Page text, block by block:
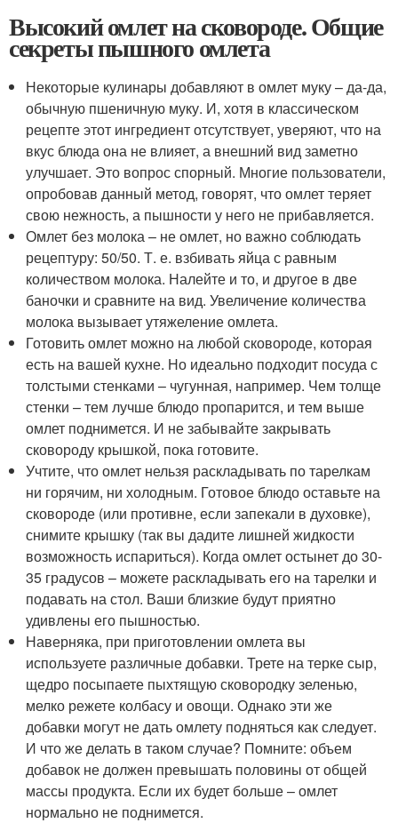
Высокий омлет на сковороде. Общие
секреты пышного омлета
Некоторые кулинары добавляют в омлет муку – да-да,
обычную пшеничную муку. И, хотя в классическом
рецепте этот ингредиент отсутствует, уверяют, что на
вкус блюда она не влияет, а внешний вид заметно
улучшает. Это вопрос спорный. Многие пользователи,
опробовав данный метод, говорят, что омлет теряет
свою нежность, а пышности у него не прибавляется.
Омлет без молока – не омлет, но важно соблюдать
рецептуру: 50/50. Т. е. взбивать яйца с равным
количеством молока. Налейте и то, и другое в две
баночки и сравните на вид. Увеличение количества
молока вызывает утяжеление омлета.
Готовить омлет можно на любой сковороде, которая
есть на вашей кухне. Но идеально подходит посуда с
толстыми стенками – чугунная, например. Чем толще
стенки – тем лучше блюдо пропарится, и тем выше
омлет поднимется. И не забывайте закрывать
сковороду крышкой, пока готовите.
Учтите, что омлет нельзя раскладывать по тарелкам
ни горячим, ни холодным. Готовое блюдо оставьте на
сковороде (или противне, если запекали в духовке),
снимите крышку (так вы дадите лишней жидкости
возможность испариться). Когда омлет остынет до 30-
35 градусов – можете раскладывать его на тарелки и
подавать на стол. Ваши близкие будут приятно
удивлены его пышностью.
Наверняка, при приготовлении омлета вы
используете различные добавки. Трете на терке сыр,
щедро посыпаете пыхтящую сковородку зеленью,
мелко режете колбасу и овощи. Однако эти же
добавки могут не дать омлету подняться как следует.
И что же делать в таком случае? Помните: объем
добавок не должен превышать половины от общей
массы продукта. Если их будет больше – омлет
нормально не поднимется.